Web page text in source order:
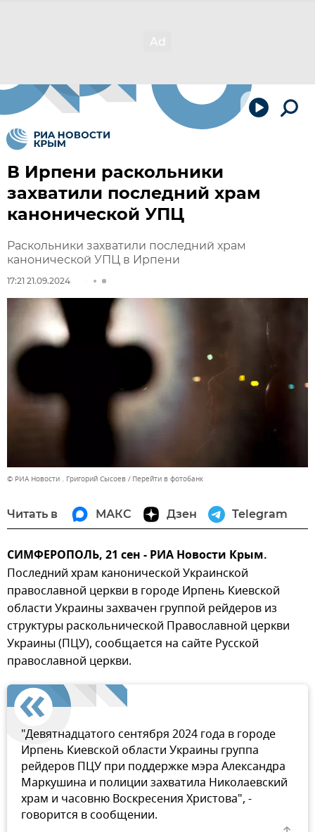
В Ирпени раскольники
захватили последний храм
канонической УПЦ
Раскольники захватили последний храм
канонической УПЦ в Ирпени
17:21 21.09.2024
© РИА Новости . Григорий Сысоев Перейти в фотобанк
Читать в МАКС Дзен Telegram
СИМФЕРОПОЛЬ, 21 сен - РИА Новости Крым.
Последний храм канонической Украинской
православной церкви в городе Ирпень Киевской
области Украины захвачен группой рейдеров из
структуры раскольнической Православной церкви
Украины (ПЦУ), сообщается на сайте Русской
православной церкви.
"Девятнадцатого сентября 2024 года в городе
Ирпень Киевской области Украины группа
рейдеров ПЦУ при поддержке мэра Александра
Маркушина и полиции захватила Николаевский
храм и часовню Воскресения Христова", -
говорится в сообщении.